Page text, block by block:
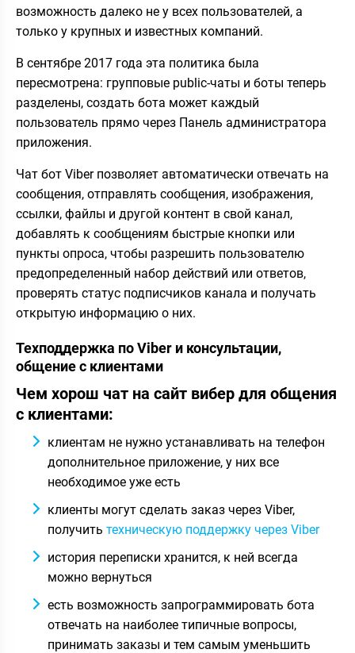
возможность далеко не у всех пользователей, а
только у крупных и известных компаний.
В сентябре 2017 года эта политика была
пересмотрена: групповые public-чаты и боты теперь
разделены, создать бота может каждый
пользователь прямо через Панель администратора
приложения.
Чат бот Viber позволяет автоматически отвечать на
сообщения, отправлять сообщения, изображения,
ссылки, файлы и другой контент в свой канал,
добавлять к сообщениям быстрые кнопки или
пункты опроса, чтобы разрешить пользователю
предопределенный набор действий или ответов,
проверять статус подписчиков канала и получать
открытую информацию о них.
Техподдержка по Viber и консультации,
общение с клиентами
Чем хорош чат на сайт вибер для общения
с клиентами:
клиентам не нужно устанавливать на телефон
дополнительное приложение, у них все
необходимое уже есть
клиенты могут сделать заказ через Viber,
получить техническую поддержку через Viber
история переписки хранится, к ней всегда
можно вернуться
есть возможность запрограммировать бота
отвечать на наиболее типичные вопросы,
принимать заказы и тем самым уменьшить